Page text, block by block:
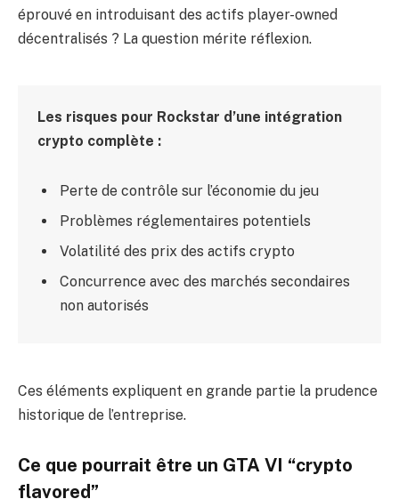
éprouvé en introduisant des actifs player-owned
décentralisés ? La question mérite réflexion.
Les risques pour Rockstar d’une intégration
crypto complète :
Perte de contrôle sur l’économie du jeu
Problèmes réglementaires potentiels
Volatilité des prix des actifs crypto
Concurrence avec des marchés secondaires
non autorisés
Ces éléments expliquent en grande partie la prudence
historique de l’entreprise.
Ce que pourrait être un GTA VI “crypto
flavored”